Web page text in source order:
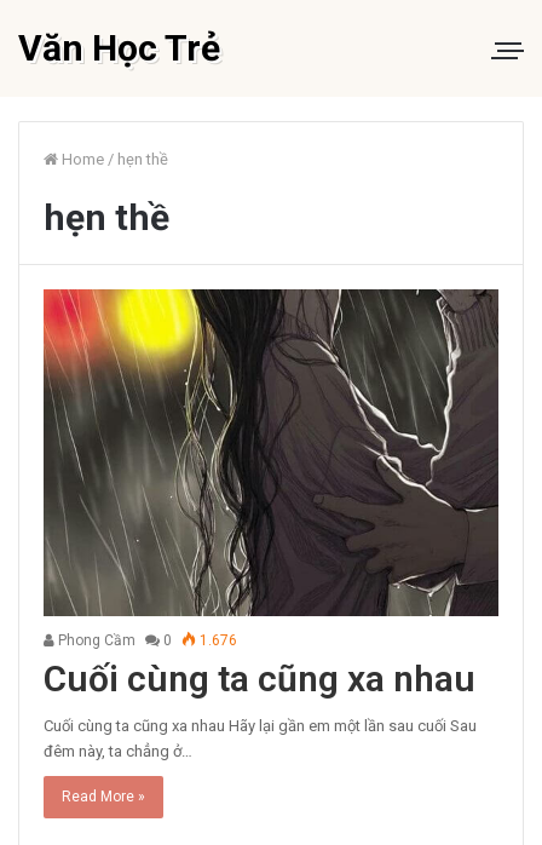
Văn Học Trẻ
Home / hẹn thề
hẹn thề
Phong Cầm 0 1.676
Cuối cùng ta cũng xa nhau
Cuối cùng ta cũng xa nhau Hãy lại gần em một lần sau cuối Sau
đêm này, ta chẳng ở…
Read More »